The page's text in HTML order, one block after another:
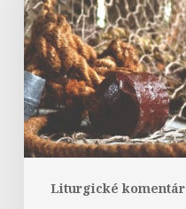
Liturgické
17.
nedeľu
v
období
cez
rok
„A“